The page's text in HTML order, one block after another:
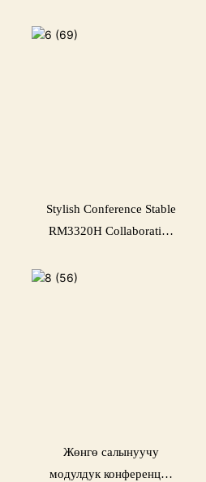
Stylish Conference Stable
RM3320H Collaborative
Жөнгө салынуучу
модулдук конференция